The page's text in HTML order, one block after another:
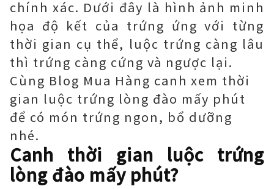
chính xác. Dưới đây là hình ảnh minh
họa độ kết của trứng ứng với từng
thời gian cụ thể, luộc trứng càng lâu
thì trứng càng cứng và ngược lại.
Cùng Blog Mua Hàng canh xem thời
gian luộc trứng lòng đào mấy phút
để có món trứng ngon, bổ dưỡng
nhé.
Canh thời gian luộc trứng
lòng đào mấy phút?